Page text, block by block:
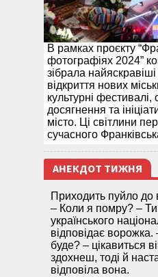
В рамках проєкту
фотографіях 2024”
зібрала
відкриття нових
культурні фестивалі,
досягнення та
місто. Ці світлини
сучасного
АНЕКДОТ ТИЖНЯ
Приходить пуйло до
– Коли я помру? –
українського
відповідає
буде? – цікавиться
здохнеш, тоді й
відповіла вона.